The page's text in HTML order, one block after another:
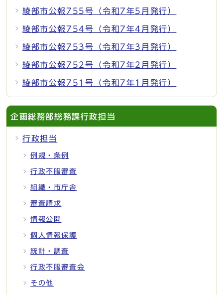
綾部市公報755号（令和7年5月発行）
綾部市公報754号（令和7年4月発行）
綾部市公報753号（令和7年3月発行）
綾部市公報752号（令和7年2月発行）
綾部市公報751号（令和7年1月発行）
企画総務部総務課行政担当
行政担当
例規・条例
行政不服審査
組織・市庁舎
審査請求
情報公開
個人情報保護
統計・調査
行政不服審査会
その他